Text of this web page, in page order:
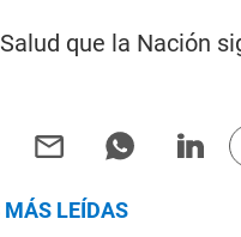
que la Nación
MÁS LEÍDAS